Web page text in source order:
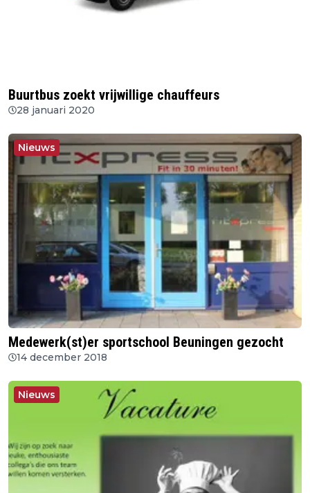
Buurtbus zoekt vrijwillige chauffeurs
28 januari 2020
Nieuws
Medewerk(st)er sportschool Beuningen gezocht
14 december 2018
Nieuws